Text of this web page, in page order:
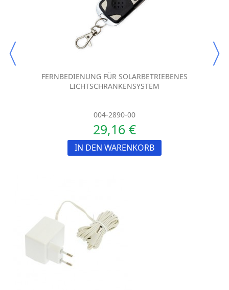
FERNBEDIENUNG FÜR SOLARBETRIEBENES
LICHTSCHRANKENSYSTEM
004-2890-00
29,16 €
IN DEN WARENKORB